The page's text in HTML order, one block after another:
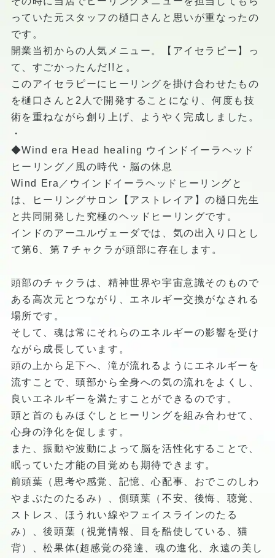
っていた元スタッフの樋口さんと思いが重なったの
です。
開業当初からの人気メニュー。【アイセラピー】っ
て、すごかったんだ!!と。
このアイセラピーにヒーリングを掛け合わせたもの
を樋口さんと2人で開発することになり、何度も技
術を重ねながら創り上げ、ようやく完成しました。
・
◆Wind era Head healing ウインドイーラヘッド
ヒーリング／風の時代・脳の休息
Wind Era／ウインドイーラヘッドヒーリングと
は、ヒーリングサロン【アストレイア】の樋口先生
と共同開発した究極のヘッドヒーリングです。
インドのアーユルヴェーダでは、気の出入り口とし
て第6、第７チャクラが頭部に存在します。
頭部のチャクラは、精神世界や宇宙意識そのもので
ある高次元とつながり、エネルギー交換がなされる
場所です。
そして、魂は常にそれらのエネルギーの影響を受け
ながら成長しています。
頭の上から足下へ、滝が流れるようにエネルギーを
流すことで、頭部から全身への気の流れをよくし、
良いエネルギーを満たすことができるのです。
頭と首のもみほぐしとヒーリングを組み合わせて、
心身の浄化を促します。
また、振動や波動によって脳を活性化することで、
眠っていた才能の目覚めも期待できます。
前頭葉（思考や感覚、記憶、心配事、おでこのしわ
やまぶたのたるみ）、側頭葉（不安、後悔、聴覚、
ストレス、ほうれい線やフェイスラインのたる
み）、後頭葉（視覚情報、目を酷使している、猫
背）、松果体(超感覚の発達、魂の進化、永遠の美し